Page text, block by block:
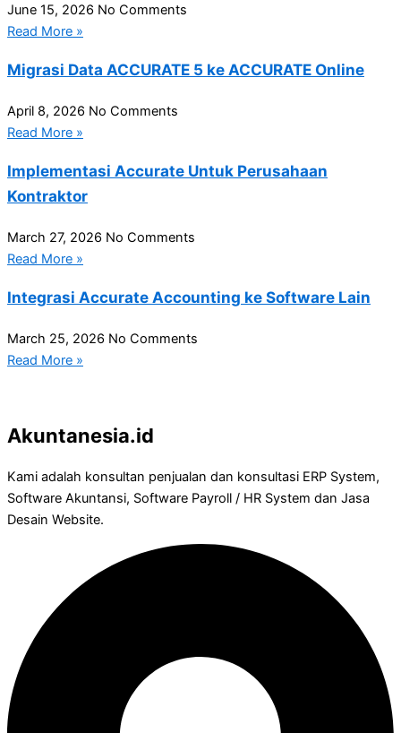
June 15, 2026 No Comments
Read More »
Migrasi Data ACCURATE 5 ke ACCURATE Online
April 8, 2026 No Comments
Read More »
Implementasi Accurate Untuk Perusahaan
Kontraktor
March 27, 2026 No Comments
Read More »
Integrasi Accurate Accounting ke Software Lain
March 25, 2026 No Comments
Read More »
Akuntanesia.id
Kami adalah konsultan penjualan dan konsultasi ERP System,
Software Akuntansi, Software Payroll / HR System dan Jasa
Desain Website.